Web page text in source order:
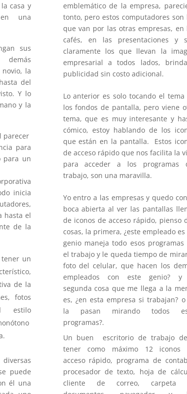
casa y
una
sus
la
del
Y lo
y la
parecer
para
para un
inicia
hasta el
de la
tener un
de la
fotos
estilo
puede
él una
emblemático de la empresa,
tonto, pero estos computadores son
que van por las otras empresas, en
cafés, en las presentaciones y
claramente los que llevan la
empresarial a todos lados,
publicidad sin costo adicional.
Lo anterior es solo tocando el tema
los fondos de pantalla, pero viene
tema, que es muy interesante y
cómico, estoy hablando de los
que están en la pantalla. Estos
de acceso rápido que nos facilita la
para acceder a los programas
trabajo, son una maravilla.
Yo entro a las empresas y quedo
boca abierta al ver las pantallas
de iconos de acceso rápido, pienso
cosas, la primera, ¿este empleado es
genio maneja todo esos programas
el trabajo y le queda tiempo de
foto del celular, que hacen los
empleados con este genio?
segunda cosa que me llega a la
es, ¿en esta empresa si trabajan? o
la pasan mirando todos
programas?.
Un buen escritorio de trabajo
tener como máximo 12 iconos
acceso rápido, programa de
procesador de texto, hoja de
cliente de correo, carpeta